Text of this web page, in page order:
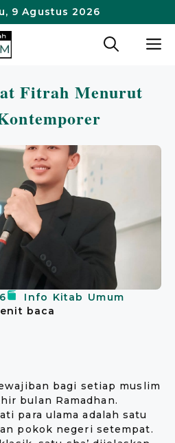
9 Agustus 2026
Fitrah Menurut
Info Kitab Umum
baca
bagi setiap muslim
bulan Ramadhan.
para ulama adalah satu